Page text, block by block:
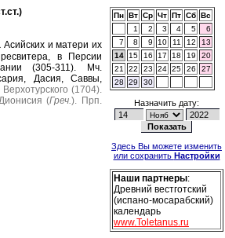
Асийских и матери их
в Персии
(305-311).
Мч.
Дасия, Саввы,
(1704).
(Греч.). Прп.
Пн Вт Ср Чт Пт Сб Вс
1
2 3 4 5
6
7
8 9 10 11 12
13
14
15 16 17 18 19
20
21
22 23 24 25 26
27
28
29 30
Назначить дату:
Здесь Вы можете изменить
или сохранить Настройки
Наши партнеры:
Древний вестготский
(испано-мосарабский)
календарь
www.Toletanus.ru